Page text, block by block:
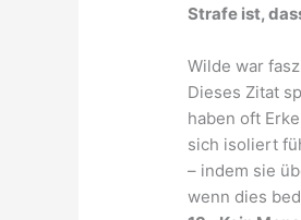
Strafe ist,
Wilde war
Dieses Zitat
haben oft
sich isoliert
– indem sie
wenn dies